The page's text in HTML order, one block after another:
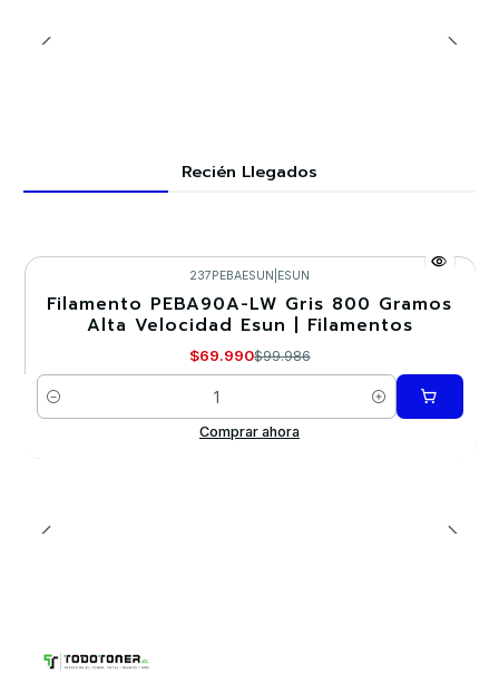
Recién Llegados
-30%
237PEBAESUN ESUN
Filamento PEBA90A-LW Gris 800 Gramos
Alta Velocidad Esun | Filamentos
$69.990$99.986
Cantidad
Comprar ahora